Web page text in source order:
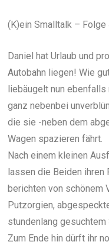
(K)ein Smalltalk – Folge
Daniel hat Urlaub und
Autobahn liegen! Wie
liebäugelt nun
ganz nebenbei
die sie -neben dem
Wagen spazieren fährt.
Nach einem kleinen
lassen die Beiden ihren
berichten von schönem
Putzorgien,
stundenlang gesuchtem
Zum Ende hin dürft ihr